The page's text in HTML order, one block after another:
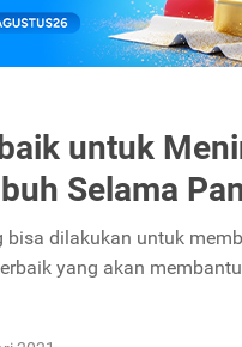
untuk
Selama
bisa dilakukan untuk
yang akan